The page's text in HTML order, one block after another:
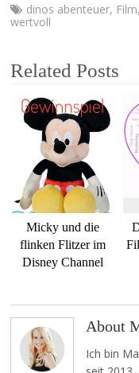
dinos abenteuer, Film,
wertvoll
Related Posts
Micky und die
flinken Flitzer im
Disney Channel
About
Ich bin